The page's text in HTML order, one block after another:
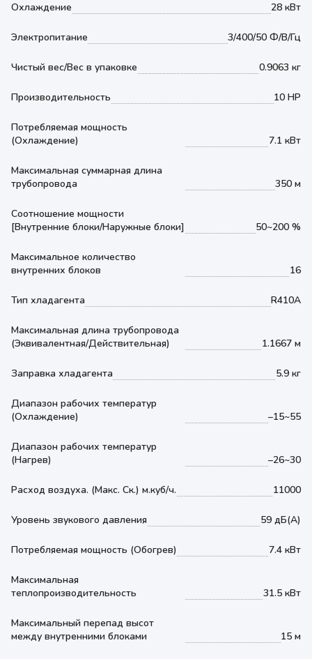
Охлаждение 28 кВт
Электропитание 3/400/50 Ф/В/Гц
Чистый вес/Вес в упаковке 0.9063 кг
Производительность 10 HP
Потребляемая мощность
(Охлаждение)
7.1 кВт
Максимальная суммарная длина
трубопровода
350 м
Соотношение мощности
[Внутренние блоки/Наружные блоки]
50~200 %
Максимальное количество
внутренних блоков
16
Тип хладагента R410A
Максимальная длина трубопровода
(Эквивалентная/Действительная)
1.1667 м
Заправка хладагента 5.9 кг
Диапазон рабочих температур
(Охлаждение)
–15~55
Диапазон рабочих температур
(Нагрев)
–26~30
Расход воздуха. (Макс. Ск.) м.куб/ч. 11000
Уровень звукового давления 59 дБ(А)
Потребляемая мощность (Обогрев) 7.4 кВт
Максимальная
теплопроизводительность
31.5 кВт
Максимальный перепад высот
между внутренними блоками
15 м